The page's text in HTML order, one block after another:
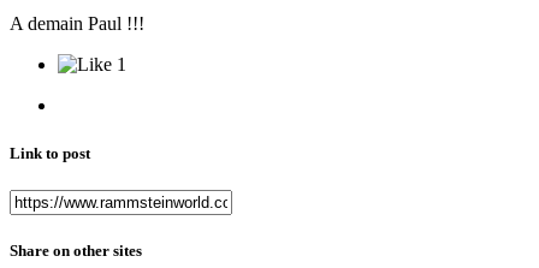
A demain Paul !!!
1
Link to post
Share on other sites